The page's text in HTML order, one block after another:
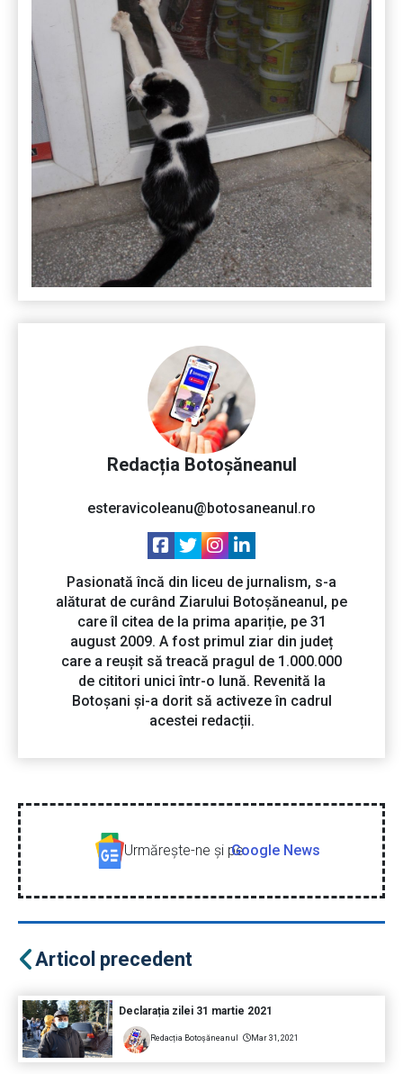
Redacția Botoșăneanul
esteravicoleanu@botosaneanul.ro
Pasionată încă din liceu de jurnalism, s-a
alăturat de curând Ziarului Botoșăneanul, pe
care îl citea de la prima apariție, pe 31
august 2009. A fost primul ziar din județ
care a reușit să treacă pragul de 1.000.000
de cititori unici într-o lună. Revenită la
Botoșani și-a dorit să activeze în cadrul
acestei redacții.
Urmăreşte-ne şi peGoogle News
Articol precedent
Declarația zilei 31 martie 2021
Redacția Botoșăneanul Mar 31, 2021